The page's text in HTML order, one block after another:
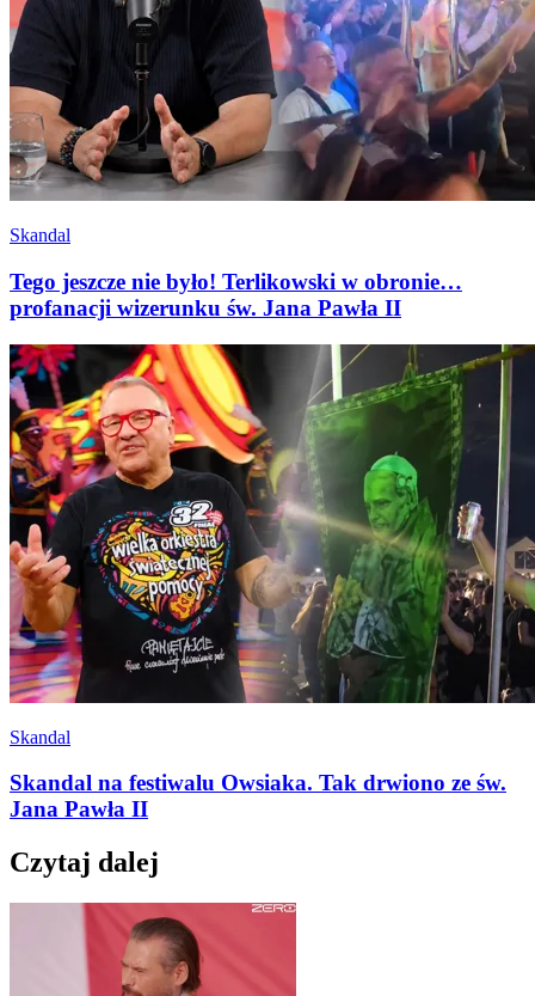
Skandal
Tego jeszcze nie było! Terlikowski w obronie…
profanacji wizerunku św. Jana Pawła II
Skandal
Skandal na festiwalu Owsiaka. Tak drwiono ze św.
Jana Pawła II
Czytaj dalej